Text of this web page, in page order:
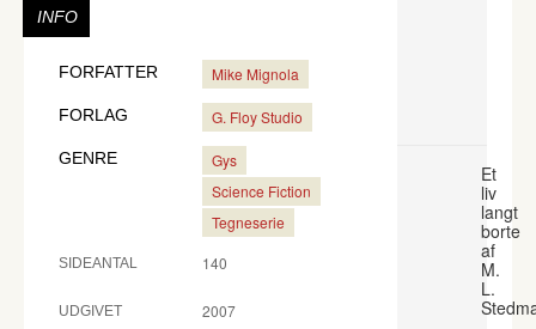
INFO
FORFATTER Mike Mignola
FORLAG G. Floy Studio
GENRE
Gys
Science Fiction
Tegneserie
SIDEANTAL 140
UDGIVET 2007
Et
liv
langt
borte
af
M.
L.